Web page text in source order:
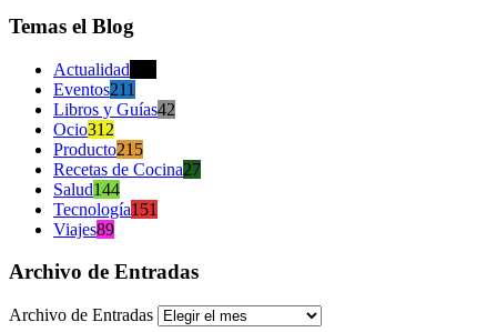
Temas el Blog
Actualidad
Eventos211
Libros y Guías42
Ocio312
Producto215
Recetas de Cocina27
Salud144
Tecnología151
Viajes89
Archivo de Entradas
Archivo de Entradas